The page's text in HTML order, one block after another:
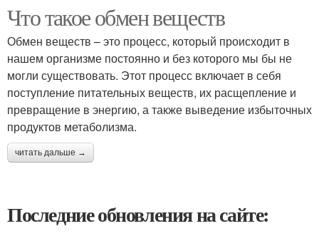
Что такое обмен веществ
Обмен веществ – это процесс, который происходит в
нашем организме постоянно и без которого мы бы не
могли существовать. Этот процесс включает в себя
поступление питательных веществ, их расщепление и
превращение в энергию, а также выведение избыточных
продуктов метаболизма.
читать дальше →
Последние обновления на сайте: